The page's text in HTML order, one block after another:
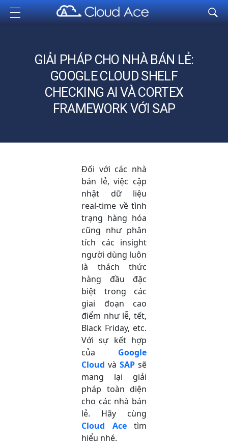
Cloud Ace
Nhà cung cấp giải pháp trên GCP cho doanh nghiệp
GIẢI PHÁP CHO NHÀ BÁN LẺ:
GOOGLE CLOUD SHELF
CHECKING AI VÀ CORTEX
FRAMEWORK VỚI SAP
Đối với các nhà
bán lẻ, việc cập
nhật dữ liệu
real-time về tình
trạng hàng hóa
cũng như phân
tích các insight
người dùng luôn
là thách thức
hàng đầu đặc
biệt trong các
giai đoạn cao
điểm như lễ, tết,
Black Friday, etc.
Với sự kết hợp
của Google
Cloud và SAP sẽ
mang lại giải
pháp toàn diện
cho các nhà bán
lẻ. Hãy cùng
Cloud Acetìm
hiểu nhé.